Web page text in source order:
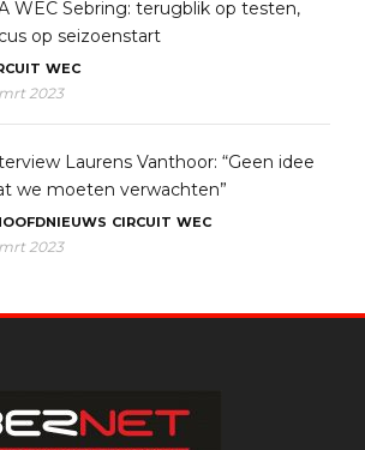
WEC Sebring: terugblik op testen,
op seizoenstart
WEC
mrt 2023
Laurens Vanthoor: “Geen idee
we moeten verwachten”
CIRCUIT WEC
mrt 2023